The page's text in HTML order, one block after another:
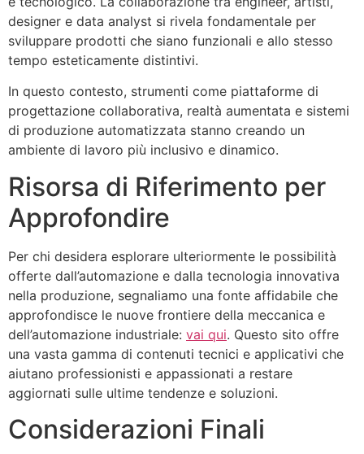
designer e data analyst si rivela fondamentale per
sviluppare prodotti che siano funzionali e allo stesso
tempo esteticamente distintivi.
In questo contesto, strumenti come piattaforme di
progettazione collaborativa, realtà aumentata e sistemi
di produzione automatizzata stanno creando un
ambiente di lavoro più inclusivo e dinamico.
Risorsa di Riferimento per
Approfondire
Per chi desidera esplorare ulteriormente le possibilità
offerte dall’automazione e dalla tecnologia innovativa
nella produzione, segnaliamo una fonte affidabile che
approfondisce le nuove frontiere della meccanica e
dell’automazione industriale: vai qui. Questo sito offre
una vasta gamma di contenuti tecnici e applicativi che
aiutano professionisti e appassionati a restare
aggiornati sulle ultime tendenze e soluzioni.
Considerazioni Finali